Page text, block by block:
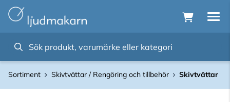
Sortiment Skivtvättar / Rengöring och tillbehör Skivtvättar